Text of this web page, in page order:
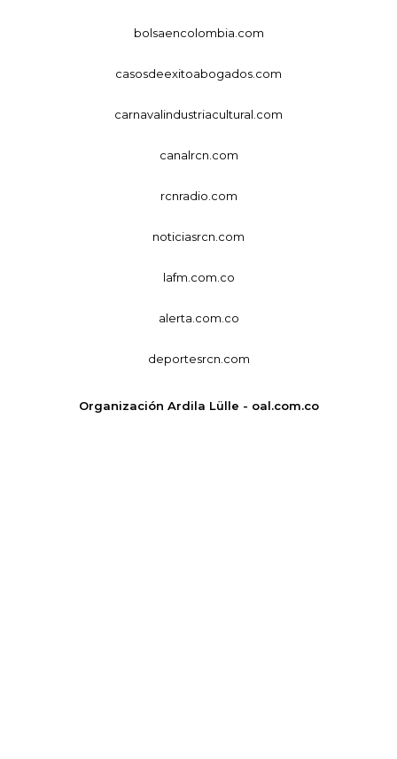
bolsaencolombia.com
casosdeexitoabogados.com
carnavalindustriacultural.com
canalrcn.com
rcnradio.com
noticiasrcn.com
lafm.com.co
alerta.com.co
deportesrcn.com
Organización Ardila Lülle - oal.com.co